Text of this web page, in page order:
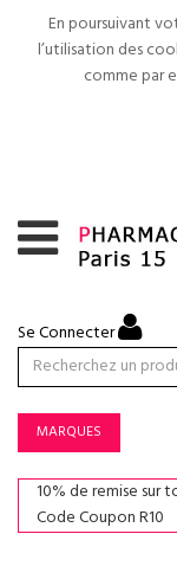
En poursuivant
l’utilisation des
comme par
Se Connecter
MARQUES
10% de remise sur
Code Coupon R10